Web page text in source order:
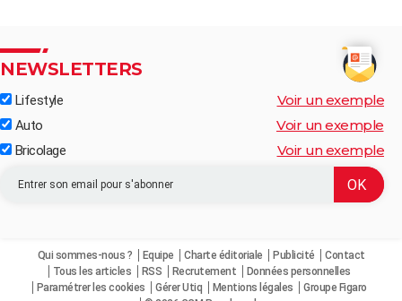
NEWSLETTERS
Lifestyle Voir un exemple
Auto Voir un exemple
Bricolage Voir un exemple
Qui sommes-nous ? Equipe Charte éditoriale Publicité
Contact
Tous les articles
RSS Recrutement
Données personnelles
Paramétrer les cookies
Gérer Utiq Mentions légales
Groupe Figaro